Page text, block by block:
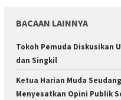
BACAAN LAINNYA
Tokoh Pemuda Diskusikan
dan Singkil
Ketua Harian Muda
Menyesatkan Opini Publik